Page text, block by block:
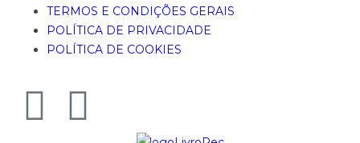
TERMOS E CONDIÇÕES GERAIS
POLÍTICA DE PRIVACIDADE
POLÍTICA DE COOKIES